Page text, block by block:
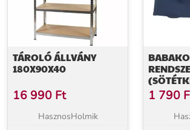
TÁROLÓ ÁLLVÁNY
180X90X40
16 990 Ft
HasznosHolmik
1 790